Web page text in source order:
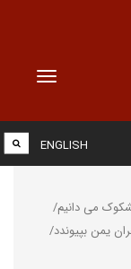
Toggle
ENGLISH
می دانیم/
یمن بپیوندد/